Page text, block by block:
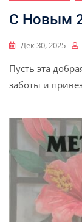
С Новым
Дек 30, 2025
Пусть эта
заботы и